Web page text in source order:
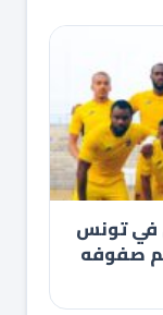
في تونس
صفوفه